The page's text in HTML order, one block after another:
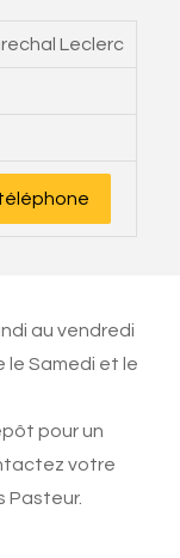
Leclerc
au vendredi
le Samedi et le
pour un
votre
Pasteur.